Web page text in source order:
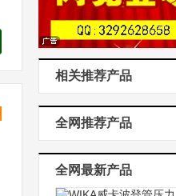
相关推荐产品
全网推荐产品
全网最新产品